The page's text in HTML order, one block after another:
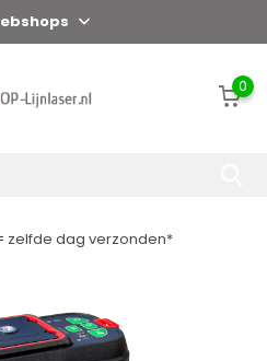
0
zelfde dag verzonden*